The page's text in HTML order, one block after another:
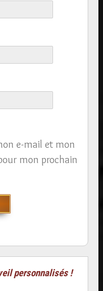
e-mail et mon
mon prochain
personnalisés !